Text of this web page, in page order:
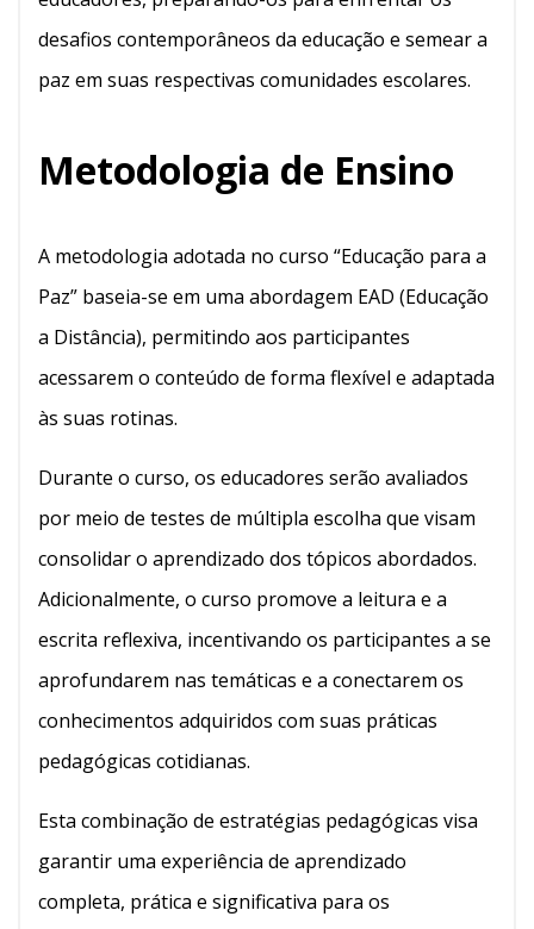
desafios contemporâneos da educação e semear a
paz em suas respectivas comunidades escolares.
Metodologia de Ensino
A metodologia adotada no curso “Educação para a
Paz” baseia-se em uma abordagem EAD (Educação
a Distância), permitindo aos participantes
acessarem o conteúdo de forma flexível e adaptada
às suas rotinas.
Durante o curso, os educadores serão avaliados
por meio de testes de múltipla escolha que visam
consolidar o aprendizado dos tópicos abordados.
Adicionalmente, o curso promove a leitura e a
escrita reflexiva, incentivando os participantes a se
aprofundarem nas temáticas e a conectarem os
conhecimentos adquiridos com suas práticas
pedagógicas cotidianas.
Esta combinação de estratégias pedagógicas visa
garantir uma experiência de aprendizado
completa, prática e significativa para os